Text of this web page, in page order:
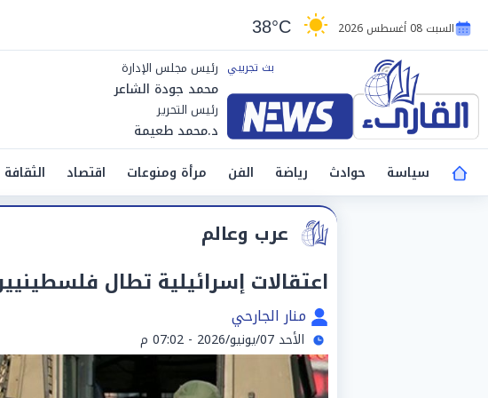
السبت 08 أغسطس 2026 38°C
رئيس مجلس الإدارة
محمد جودة الشاعر
رئيس التحرير
د.محمد طعيمة
سياسة
حوادث رياضة الفن مرأة ومنوعات اقتصاد الثقافة
عرب وعالم
اعتقالات إسرائيلية تطال
منار الجارحي
الأحد 07/يونيو/2026 - 07:02 م